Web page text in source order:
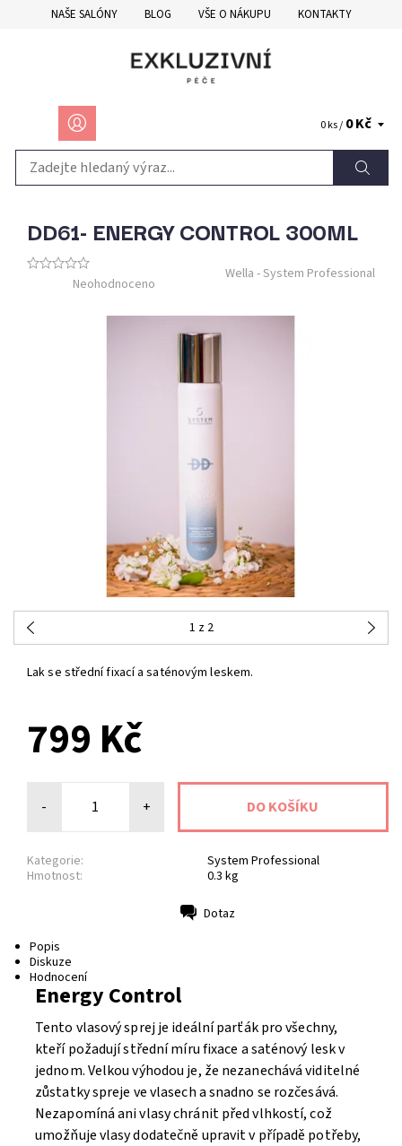
NAŠE SALÓNY BLOG VŠE O NÁKUPU KONTAKTY
0 ks / 0 Kč
DD61- ENERGY CONTROL 300ML
Neohodnoceno
Wella - System Professional
1 z 2
Lak se střední fixací a saténovým leskem.
799 Kč
- +
Kategorie:
System Professional
Hmotnost:
0.3 kg
Dotaz
Popis
Diskuze
Hodnocení
Energy Control
Tento vlasový sprej je ideální parťák pro všechny,
kteří požadují střední míru fixace a saténový lesk v
jednom. Velkou výhodou je, že nezanechává viditelné
zůstatky spreje ve vlasech a snadno se rozčesává.
Nezapomíná ani vlasy chránit před vlhkostí, což
umožňuje vlasy dodatečně upravit v případě potřeby,